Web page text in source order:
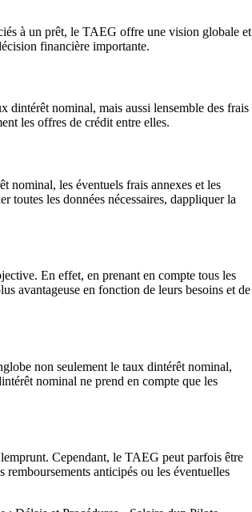
à un prêt, le TAEG offre une vision globale et
financière importante.
nominal, mais aussi lensemble des frais
les offres de crédit entre elles.
nominal, les éventuels frais annexes et les
les données nécessaires, dappliquer la
En effet, en prenant en compte tous les
avantageuse en fonction de leurs besoins et de
non seulement le taux dintérêt nominal,
nominal ne prend en compte que les
Cependant, le TAEG peut parfois être
anticipés ou les éventuelles